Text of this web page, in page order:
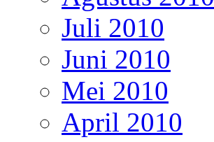
Juli 2010
Juni 2010
Mei 2010
April 2010